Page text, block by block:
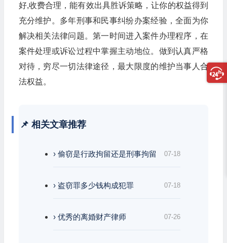
好,收费合理，能有效出具胜诉策略，让你的权益得到
充分维护。多年刑事和民事纠纷办案经验，全面为你
解决相关法律问题。第一时间进入案件办理程序，在
案件处理或诉讼过程中掌握主动地位。做到认真严格
对待，穷尽一切法律途径，最大限度的维护当事人合
法权益。
📌 相关文章推荐
› 偷窃是行政拘留还是刑事拘留 07-18
› 盗窃罪多少钱构成犯罪 07-18
› 优秀的离婚财产律师 07-26